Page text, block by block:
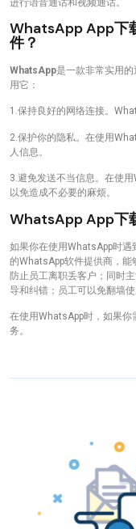
WhatsApp App下
件？
WhatsApp是一款非常实用
用它：
1.保持良好的网络连接。
2.保护你的隐私。在使用
人信息。
3.避免发送不当信息。在使
以免造成不必要的麻烦。
WhatsApp App下
如果你在使用WhatsApp时遇
的WhatsApp软件提供商，能
防止员工离职丢客户；同时
导和纠错；员工可以免翻墙
在使用WhatsApp时，如果你
务。